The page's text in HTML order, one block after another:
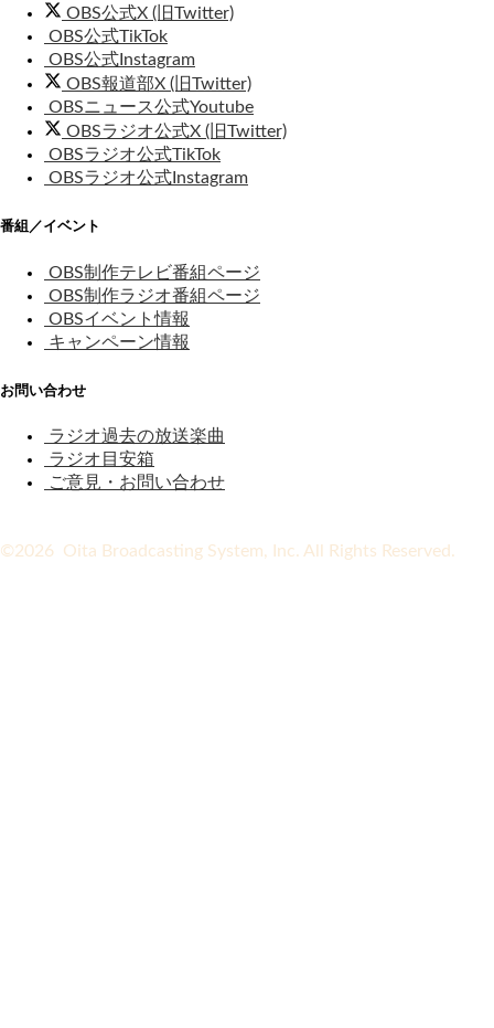
OBS公式X (旧Twitter)
OBS公式TikTok
OBS公式Instagram
OBS報道部X (旧Twitter)
OBSニュース公式Youtube
OBSラジオ公式X (旧Twitter)
OBSラジオ公式TikTok
OBSラジオ公式Instagram
番組／イベント
OBS制作テレビ番組ページ
OBS制作ラジオ番組ページ
OBSイベント情報
キャンペーン情報
お問い合わせ
ラジオ過去の放送楽曲
ラジオ目安箱
ご意見・お問い合わせ
©2026 Oita Broadcasting System, Inc. All Rights Reserved.